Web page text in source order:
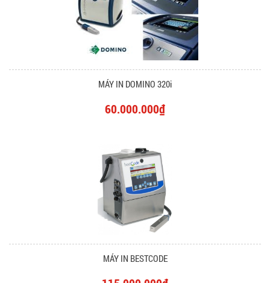
MÁY IN DOMINO 320i
60.000.000₫
MÁY IN BESTCODE